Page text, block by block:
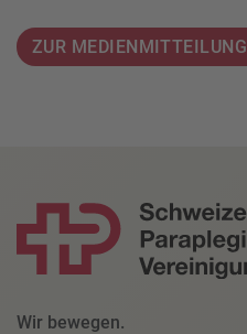
ZUR MEDIENMITTEILUNG
Wir bewegen.